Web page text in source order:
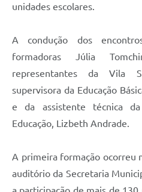
unidades escolares.
A condução dos
formadoras Júlia
representantes da Vila
supervisora da Educação
e da assistente técnica
Educação, Lizbeth Andrade.
A primeira formação ocorreu
auditório da Secretaria